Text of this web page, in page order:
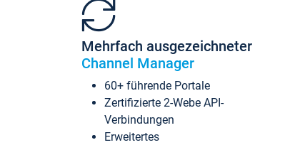
Mehrfach ausgezeichneter
Channel Manager
60+ führende Portale
Zertifizierte 2-Webe API-
Verbindungen
Erweitertes